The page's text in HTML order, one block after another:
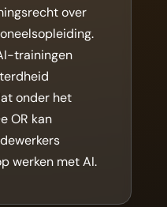
over
trainingen
onder het
OR kan
werken met AI.